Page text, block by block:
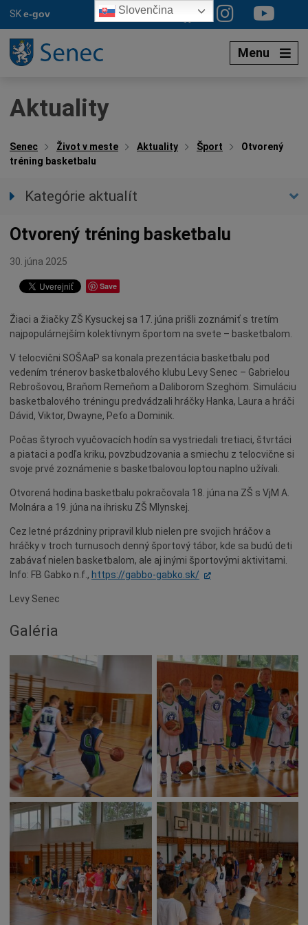
SKe-gov
Menu
Aktuality
Senec Život v meste Aktuality Šport
Otvorený
tréning basketbalu
Kategórie aktualít
Spravodajstvo
Parkovacia politika
Kultúra
Dotácie
Údržba
Doprava
Oznamy
Mestský úrad
Primátor
Otázky a odpovede
Napísali o nás
Osobnosti
História
Ocenenia
Voľby
Šport
Naše školy
Partnerské mestá
Národnostné menšiny
Podujatie
Cyklomesto
Rekonštrukcia
História
Turizmus
Slnečné jazerá
Zdravotníctvo
Dobrovoľníctvo
Rady a tipy
Benefícia
Otvorený tréning basketbalu
30. júna 2025
Save
Žiaci a žiačky ZŠ Kysuckej sa 17. júna prišli zoznámiť s tretím
najpopulárnejším kolektívnym športom na svete – basketbalom.
V telocvični SOŠAaP sa konala prezentácia basketbalu pod
vedením trénerov basketbalového klubu Levy Senec – Gabrielou
Rebrošovou, Braňom Remeňom a Daliborom Szeghöm. Simuláciu
basketbalového tréningu predvádzali hráčky Hanka, Laura a hráči
Dávid, Viktor, Dwayne, Peťo a Dominik.
Počas štyroch vyučovacích hodín sa vystriedali tretiaci, štvrtáci
a piataci a podľa kriku, povzbudzovania a smiechu z telocvične si
svoje prvé zoznámenie s basketbalovou loptou naplno užívali.
Otvorená hodina basketbalu pokračovala 18. júna na ZŠ s VjM A.
Molnára a 19. júna na ihrisku ZŠ Mlynskej.
Cez letné prázdniny pripravil klub nielen pre svojich hráčov a
hráčky v troch turnusoch denný športový tábor, kde sa budú deti
zabávať nielen basketbalom, ale aj inými športovými aktivitami.
Info: FB Gabko n.f., https://gabbo-gabko.sk/
Levy Senec
Galéria
Slovenčina